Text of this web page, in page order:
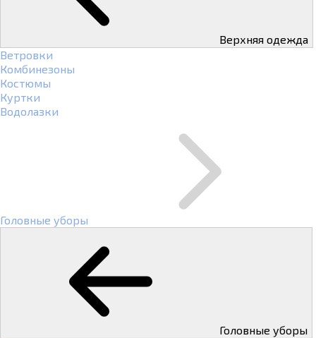
Верхняя одежда
Ветровки
Комбинезоны
Костюмы
Куртки
Водолазки
Головные уборы
Головные уборы